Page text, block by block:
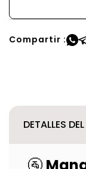
Compartir :
DETALLES